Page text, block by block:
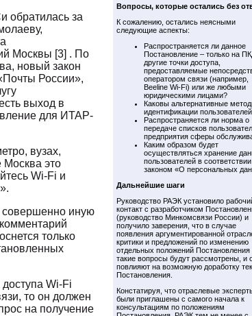
Вопросы, которые остались без
К сожалению, остались неясными
следующие аспекты:
Распространяется ли данное
Постановление – только на
другие точки доступа,
предоставляемые
оператором связи (например,
Beeline Wi-Fi) или же любыми
юридическими лицами?
Каковы альтернативные
идентификации
Распространяется ли норма о
передаче списков
предприятия сферы
Каким образом будет
осуществляться хранение
пользователей в соответствии
законом «О персональных
Дальнейшие шаги
Руководство РАЭК установило
контакт с разработчиком
(руководство Минкомсвязи России) и
получило заверения, что в случае
появления аргументированной
критики и предложений по изменению
отдельных положений Постановления
такие вопросы будут рассмотрены, и
повлияют на возможную доработку
Постановления.
Констатируя, что отраслевые
были приглашены с самого начала к
консультациям по положениям
обратилась за
Москвы [3] . По
новый закон
России»,
выход в
для ИТАР-
вузах,
Москва это
Wi-Fi и
совершенно иную
только
Wi-Fi
то он должен
на получение